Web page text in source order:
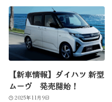
【新車情報】ダイハツ 新型
ムーヴ 発売開始！
2025年11月9日